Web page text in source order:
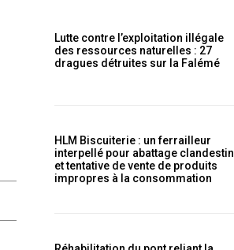
Lutte contre l’exploitation illégale
des ressources naturelles : 27
dragues détruites sur la Falémé
HLM Biscuiterie : un ferrailleur
interpellé pour abattage clandestin
et tentative de vente de produits
impropres à la consommation